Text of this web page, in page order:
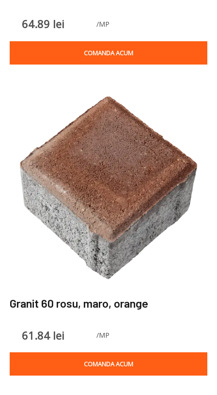
64.89 lei /MP
COMANDA ACUM
Granit 60 rosu, maro, orange
61.84 lei /MP
COMANDA ACUM